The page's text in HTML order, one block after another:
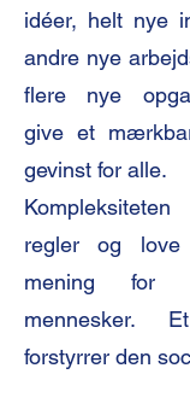
idéer, helt nye
andre nye
flere nye
give et
gevinst for alle.
regler og
mening for
mennesker.
forstyrrer den